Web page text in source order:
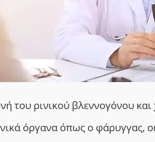
του ρινικού βλεννογόνου
όργανα όπως ο φάρυγγας,